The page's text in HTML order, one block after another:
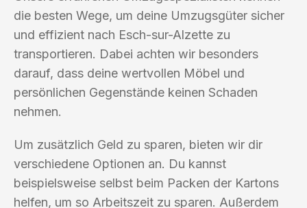
die besten Wege, um deine Umzugsgüter sicher
und effizient nach Esch-sur-Alzette zu
transportieren. Dabei achten wir besonders
darauf, dass deine wertvollen Möbel und
persönlichen Gegenstände keinen Schaden
nehmen.
Um zusätzlich Geld zu sparen, bieten wir dir
verschiedene Optionen an. Du kannst
beispielsweise selbst beim Packen der Kartons
helfen, um so Arbeitszeit zu sparen. Außerdem